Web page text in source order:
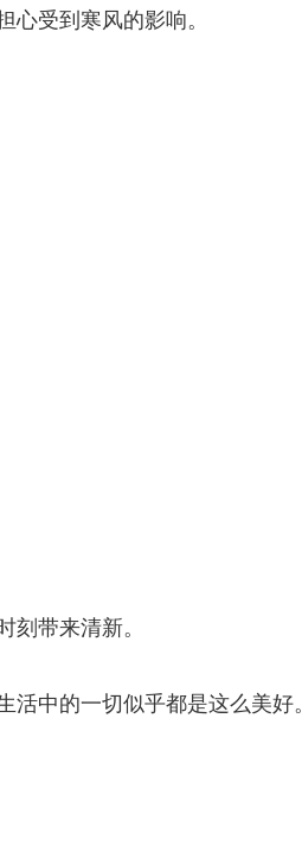
受到寒风的影响。
带来清新。
中的一切似乎都是这么美好。